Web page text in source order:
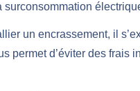
un encrassement, il
permet d’éviter des frais